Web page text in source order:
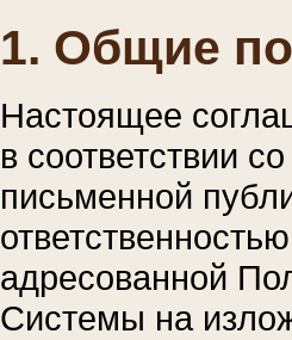
1. Общие
Настоящее
в соответствии
письменной
адресованной
Системы на